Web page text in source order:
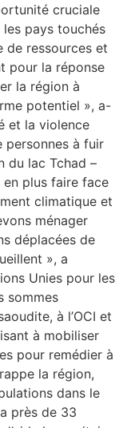
cruciale
pays touchés
de ressources et
pour la réponse
la région à
potentiel », a-
et la violence
personnes à fuir
du lac Tchad –
plus faire face
climatique et
ménager
déplacées de
», a
Unies pour les
sommes
à l’OCI et
à mobiliser
pour remédier à
la région,
dans le
près de 33